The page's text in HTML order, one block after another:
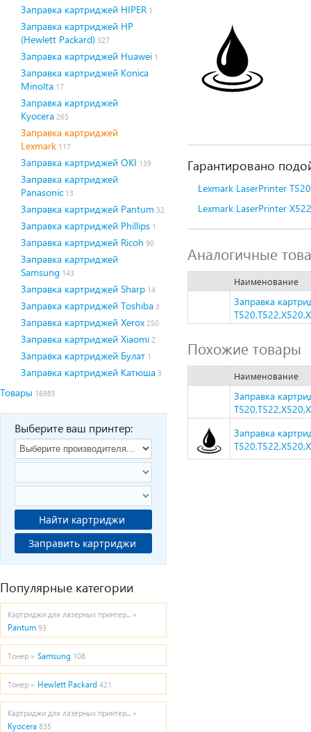
Заправка картриджей HIPER 1
Заправка картриджей HP
(Hewlett Packard) 327
Заправка картриджей Huawei 1
Заправка картриджей Konica
Minolta 17
Заправка картриджей
Kyocera 265
Заправка картриджей
Lexmark 117
Заправка картриджей OKI 139
Заправка картриджей
Panasonic 13
Заправка картриджей Pantum 32
Заправка картриджей Phillips 1
Заправка картриджей Ricoh 90
Заправка картриджей
Samsung 143
Заправка картриджей Sharp 14
Заправка картриджей Toshiba 3
Заправка картриджей Xerox 250
Заправка картриджей Xiaomi 2
Заправка картриджей Булат 1
Заправка картриджей Катюша 3
Товары 16985
Выберите ваш принтер:
Найти картриджи
Заправить картриджи
Популярные категории
Картриджи для лазерных принтер... »
Pantum 93
Тонер » Samsung 108
Тонер » Hewlett Packard 421
Картриджи для лазерных принтер... »
Kyocera 835
Гарантировано
Lexmark LaserPrinter T520
Lexmark LaserPrinter X522
Аналогичные
Наименование
Заправка
Похожие товары
Наименование
Заправка
Заправка